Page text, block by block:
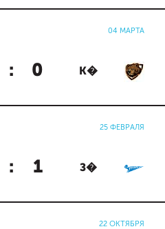
04 МАРТА
: 0 К�
25 ФЕВРАЛЯ
: 1 З�
22 ОКТЯБРЯ